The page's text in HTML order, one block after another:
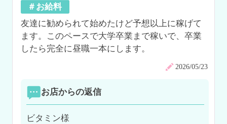
＃お給料
友達に勧められて始めたけど予想以上に稼げて
ます。このペースで大学卒業まで稼いで、卒業
したら完全に昼職一本にします。
2026/05/23
お店からの返信
ビタミン様